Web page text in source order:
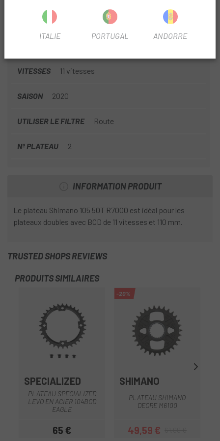
INFORMATION SUR PLATEAU SHIMANO 105 50T
VITESSES 11 vitesses
SAISON 2020
UTILISER LE FILTRE Route
Nº PLATEAU 2
INFORMATION PRODUIT
Le plateau Shimano 105 50T R7000 est idéal pour les
plateaux doubles avec BCD de 11 vitesses et 110 mm.
TRUSTED SHOPS REVIEWS
PRODUITS SIMILAIRES
SPECIALIZED
PLATEAU SPECIALIZED
LEVO EN ACIER 104BCD
EAGLE
Prix
65 €
-20%
SHIMANO
PLATEAU SHIMANO
DEORE M6100
Prix
49,59 €Prix habituel
ITALIE PORTUGAL ANDORRE